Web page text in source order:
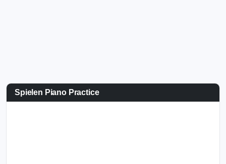
Spielen Piano Practice